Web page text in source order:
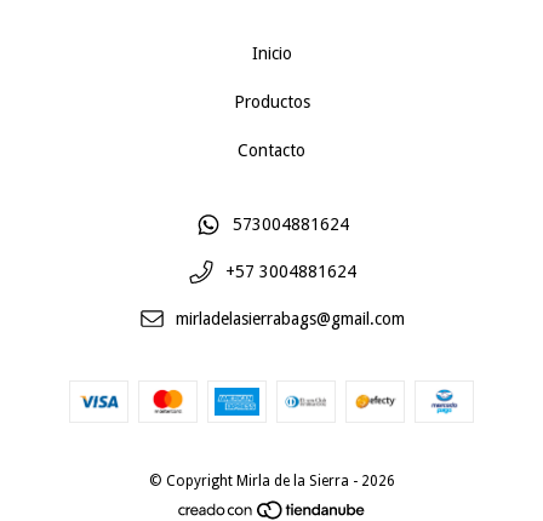
Inicio
Productos
Contacto
573004881624
+57 3004881624
mirladelasierrabags@gmail.com
© Copyright Mirla de la Sierra - 2026